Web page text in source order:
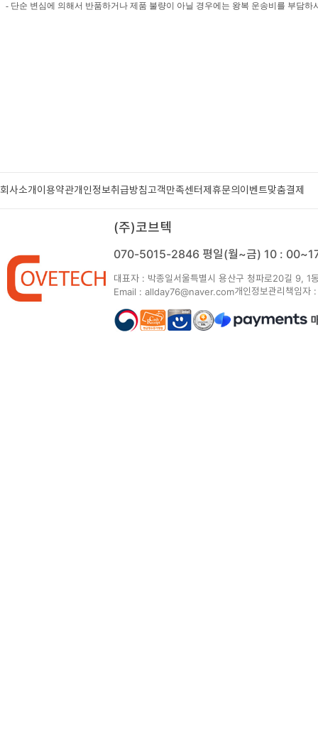
- 단순 변심에 의해서 반품하거나 제품 불량이 아닐 경우에는 왕복 운송비를 부담하
회사소개이용약관개인정보취급방침고객만족센터제휴문의이벤트맞춤결제
(주)코브텍
070-5015-2846 평일(월~금) 10 :
대표자 : 박종일서울특별시 용산구 청파로20길 9, 1
Email : allday76@naver.com개인정보관리책임자